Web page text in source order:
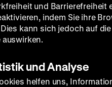
und Barrierefreiheit
indem Sie ihre
kann sich jedoch auf
auswirken.
und Analyse
helfen uns,